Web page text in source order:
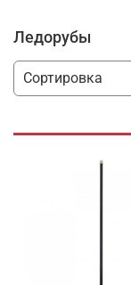
Ледорубы